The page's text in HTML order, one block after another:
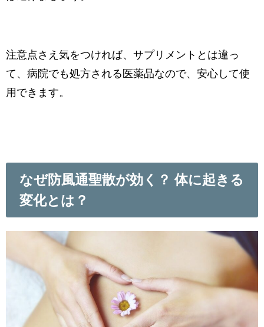
注意点さえ気をつければ、サプリメントとは違っ
て、病院でも処方される医薬品なので、安心して使
用できます。
なぜ防風通聖散が効く？ 体に起きる
変化とは？